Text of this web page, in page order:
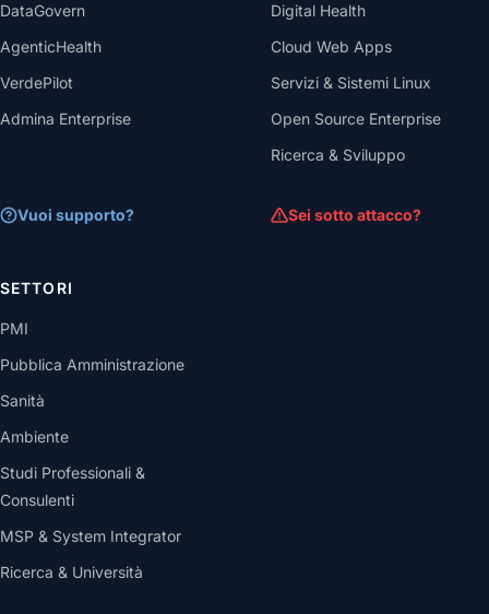
DataGovern
AgenticHealth
VerdePilot
Admina Enterprise
Vuoi supporto?
Digital Health
Cloud Web Apps
Servizi & Sistemi Linux
Open Source Enterprise
Ricerca & Sviluppo
Sei sotto attacco?
SETTORI
PMI
Pubblica Amministrazione
Sanità
Ambiente
Studi Professionali &
Consulenti
MSP & System Integrator
Ricerca & Università